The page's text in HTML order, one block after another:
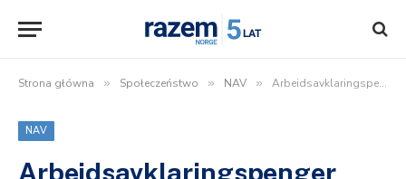
Strona główna » Społeczeństwo » NAV » Arbeidsavklaringspenger (AAP) – zasiłek rehabilitacyjny w Norwegii
NAV
Arbeidsavklaringspenger